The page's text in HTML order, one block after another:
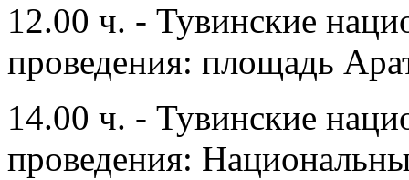
12.00 ч. - Тувинские
проведения: площадь
14.00 ч. - Тувинские
проведения: